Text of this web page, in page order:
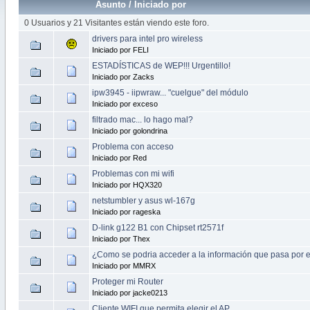
Asunto/ Iniciado por
0 Usuarios y 21 Visitantes están viendo este foro.
drivers para intel pro wireless
Iniciado por FELI
ESTADÍSTICAS de WEP!!! Urgentillo!
Iniciado por Zacks
ipw3945 - iipwraw... "cuelgue" del módulo
Iniciado por exceso
filtrado mac... lo hago mal?
Iniciado por golondrina
Problema con acceso
Iniciado por Red
Problemas con mi wifi
Iniciado por HQX320
netstumbler y asus wl-167g
Iniciado por rageska
D-link g122 B1 con Chipset rt2571f
Iniciado por Thex
¿Como se podria acceder a la información que pasa por
Iniciado por MMRX
Proteger mi Router
Iniciado por jacke0213